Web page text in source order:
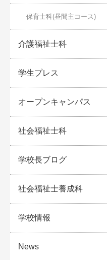
保育士科(昼間主コース)
介護福祉士科
学生プレス
オープンキャンパス
社会福祉士科
学校長ブログ
社会福祉士養成科
学校情報
News